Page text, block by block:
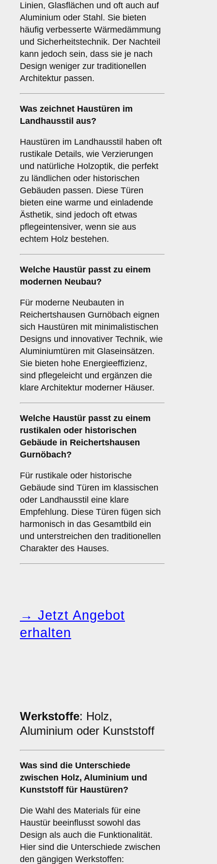
Linien, Glasflächen und oft auch auf
Aluminium oder Stahl. Sie bieten
häufig verbesserte Wärmedämmung
und Sicherheitstechnik. Der Nachteil
kann jedoch sein, dass sie je nach
Design weniger zur traditionellen
Architektur passen.
Was zeichnet Haustüren im
Landhausstil aus?
Haustüren im Landhausstil haben oft
rustikale Details, wie Verzierungen
und natürliche Holzoptik, die perfekt
zu ländlichen oder historischen
Gebäuden passen. Diese Türen
bieten eine warme und einladende
Ästhetik, sind jedoch oft etwas
pflegeintensiver, wenn sie aus
echtem Holz bestehen.
Welche Haustür passt zu einem
modernen Neubau?
Für moderne Neubauten in
Reichertshausen Gurnöbach eignen
sich Haustüren mit minimalistischen
Designs und innovativer Technik, wie
Aluminiumtüren mit Glaseinsätzen.
Sie bieten hohe Energieeffizienz,
sind pflegeleicht und ergänzen die
klare Architektur moderner Häuser.
Welche Haustür passt zu einem
rustikalen oder historischen
Gebäude in Reichertshausen
Gurnöbach?
Für rustikale oder historische
Gebäude sind Türen im klassischen
oder Landhausstil eine klare
Empfehlung. Diese Türen fügen sich
harmonisch in das Gesamtbild ein
und unterstreichen den traditionellen
Charakter des Hauses.
→ Jetzt Angebot
erhalten
Werkstoffe: Holz,
Aluminium oder Kunststoff
Was sind die Unterschiede
zwischen Holz, Aluminium und
Kunststoff für Haustüren?
Die Wahl des Materials für eine
Haustür beeinflusst sowohl das
Design als auch die Funktionalität.
Hier sind die Unterschiede zwischen
den gängigen Werkstoffen: